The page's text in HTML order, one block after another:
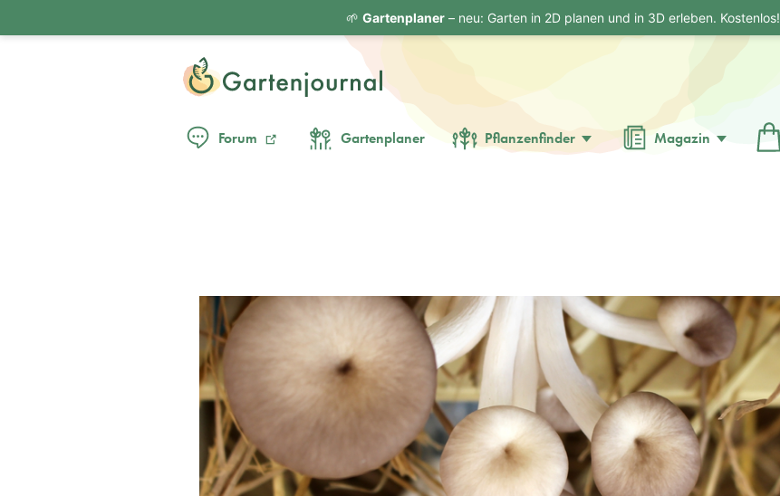
Forum Gartenplaner Pflanzenfinder Magazin
🌱 Gartenplaner– neu: Garten in 2D planen und in 3D erleben. Kostenlos!